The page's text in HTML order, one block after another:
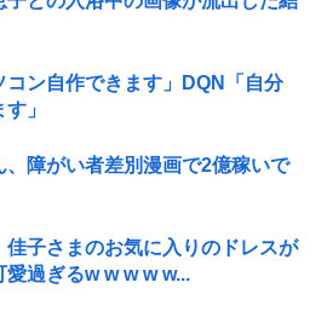
コン自作できます」DQN「自分
」
障がい者差別漫画で2億稼いで
佳子さまのお気に入りのドレスが
過ぎるw w w w w...